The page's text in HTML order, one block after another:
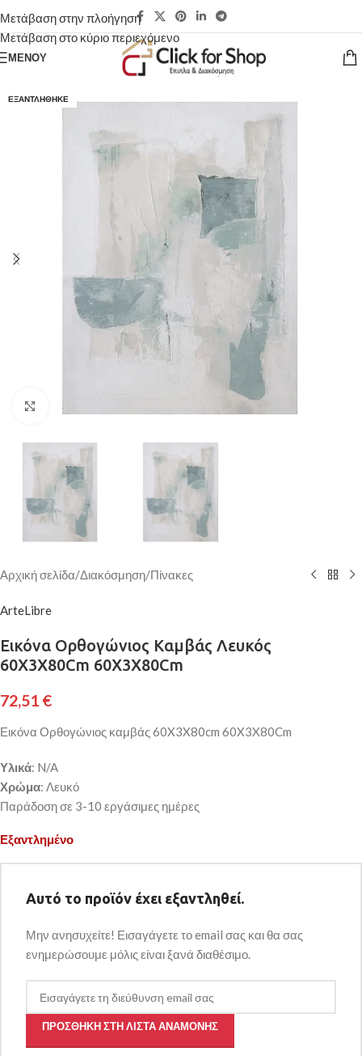
Μετάβαση στην πλοήγηση
Μετάβαση στο κύριο περιεχόμενο
ΜΕΝΟΎ
ΕΞΑΝΤΛΉΘΗΚΕ
Κάντε κλικ για μεγέθυνση
Αρχική σελίδα/Διακόσμηση/Πίνακες
ArteLibre
Εικόνα Ορθογώνιος Καμβάς Λευκός
60X3X80Cm 60X3X80Cm
72,51 €
Εικόνα Ορθογώνιος καμβάς 60X3X80cm 60X3X80Cm
Υλικά: N/A
Χρώμα: Λευκό
Παράδοση σε 3-10 εργάσιμες ημέρες
Εξαντλημένο
Αυτό το προϊόν έχει εξαντληθεί.
Μην ανησυχείτε! Εισαγάγετε το email σας και θα σας
ενημερώσουμε μόλις είναι ξανά διαθέσιμο.
ΠΡΟΣΘΉΚΗ ΣΤΗ ΛΊΣΤΑ ΑΝΑΜΟΝΉΣ